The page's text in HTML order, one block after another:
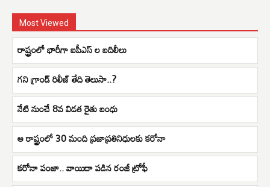
Most Viewed
రాష్ట్రంలో భారీగా ఐపీఎస్ ల బదిలీలు
గని గ్రాండ్ రిలీజ్ తేది తెలుసా..?
నేటి నుంచే 8వ విడత రైతు బంధు
ఆ రాష్ట్రంలో 30 మంది ప్రజాప్రతినిధులకు కరోనా
కరోనా పంజా.. వాయిదా పడిన రంజీ ట్రోఫీ